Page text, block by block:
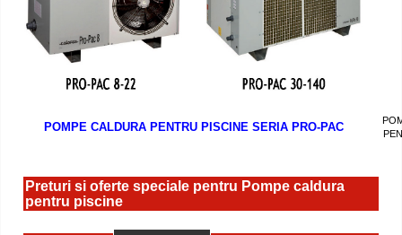
POMPE CALDURA PENTRU PISCINE SERIA PRO-PAC
Preturi si oferte speciale pentru Pompe caldura
pentru piscine